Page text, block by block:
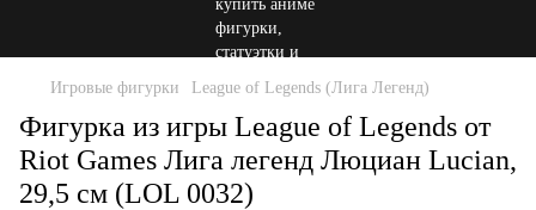
Игровые фигурки League of Legends (Лига Легенд)
Фигурка из игры League of Legends от
Riot Games Лига легенд Люциан Lucian,
29,5 см (LOL 0032)